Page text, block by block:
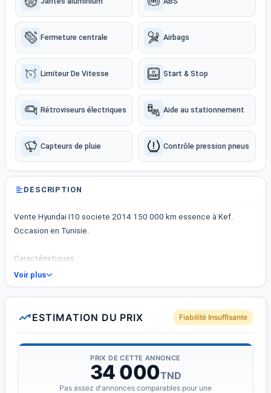
Fermeture centrale Airbags
Limiteur De Vitesse Start & Stop
Rétroviseurs électriques Aide au stationnement
Capteurs de pluie Contrôle pression pneus
DESCRIPTION
Vente Hyundai I10 societe 2014 150 000 km essence à Kef.
Occasion en Tunisie.
Caractéristiques :
- Hyundai I10 societe
- Année : 2014
- Kilométrage : 150 000 km
- Carburant : Essence
- Jantes aluminium
- Start &amp;amp; Stop
- Rétroviseurs électriques
- Capteurs de pluie
Voir plus
ESTIMATION DU PRIX Fiabilité Insuffisante
PRIX DE CETTE ANNONCE
34 000TND
Pas assez d'annonces comparables pour une